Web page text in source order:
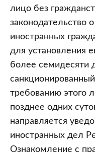
лицо без
законодательство
иностранных
для установления
более семидесяти
требованию этого
позднее одних
направляется
иностранных дел
Ознакомление с